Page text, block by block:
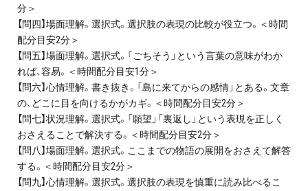
分＞
【問四】場面理解。選択式。選択肢の表現の比較が役立つ。＜時間
配分目安2分＞
【問五】場面理解。選択式。「ごちそう」という言葉の意味がわか
れば、容易。＜時間配分目安1分＞
【問六】心情理解。書き抜き。「島に来てからの感情」とある。文章
の、どこに目を向けるかがカギ。＜時間配分目安2分＞
【問七】状況理解。選択式。「願望」「裏返し」という表現を正しく
おさえることで解決する。＜時間配分目安2分＞
【問八】場面理解。選択式。ここまでの物語の展開をおさえて解答
する。＜時間配分目安2分＞
【問九】心情理解。選択式。選択肢の表現を慎重に読み比べるこ